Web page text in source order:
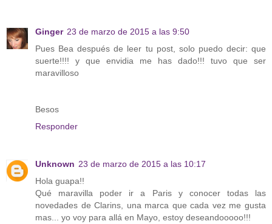
Ginger 23 de marzo de 2015 a las 9:50
Pues Bea después de leer tu post, solo puedo decir: que
suerte!!!! y que envidia me has dado!!! tuvo que ser
maravilloso
Besos
Responder
Unknown 23 de marzo de 2015 a las 10:17
Hola guapa!!
Qué maravilla poder ir a Paris y conocer todas las
novedades de Clarins, una marca que cada vez me gusta
mas... yo voy para allá en Mayo, estoy deseandooooo!!!